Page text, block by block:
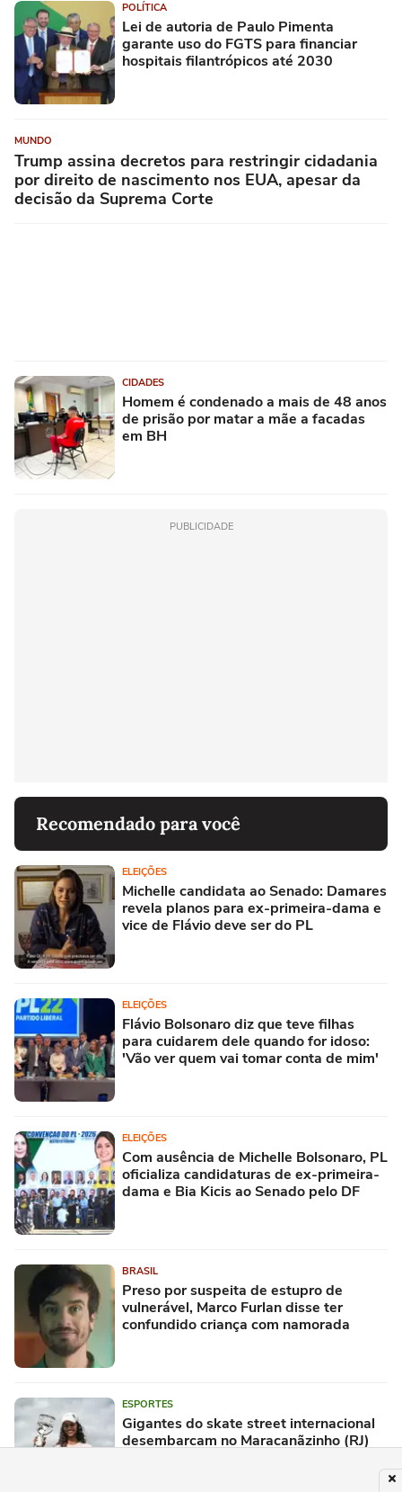
POLÍTICA
Lei de autoria de Paulo Pimenta
garante uso do FGTS para financiar
hospitais filantrópicos até 2030
MUNDO
Trump assina decretos para restringir cidadania
por direito de nascimento nos EUA, apesar da
decisão da Suprema Corte
CIDADES
Homem é condenado a mais de 48 anos
de prisão por matar a mãe a facadas
em BH
PUBLICIDADE
Recomendado para você
ELEIÇÕES
Michelle candidata ao Senado: Damares
revela planos para ex-primeira-dama e
vice de Flávio deve ser do PL
ELEIÇÕES
Flávio Bolsonaro diz que teve filhas
para cuidarem dele quando for idoso:
'Vão ver quem vai tomar conta de mim'
ELEIÇÕES
Com ausência de Michelle Bolsonaro, PL
oficializa candidaturas de ex-primeira-
dama e Bia Kicis ao Senado pelo DF
BRASIL
Preso por suspeita de estupro de
vulnerável, Marco Furlan disse ter
confundido criança com namorada
ESPORTES
Gigantes do skate street internacional
desembarcam no Maracanãzinho (RJ)